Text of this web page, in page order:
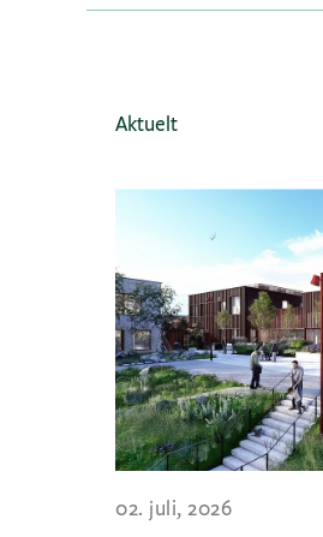
Aktuelt
02. juli, 2026